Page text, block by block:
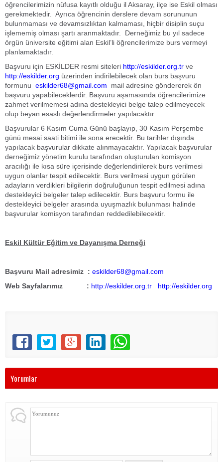
öğrencilerimizin nüfusa kayıtlı olduğu il Aksaray, ilçe ise Eskil olması
gerekmektedir. Ayrıca öğrencinin derslere devam sorununun
bulunmaması ve devamsızlıktan kalmaması, hiçbir disiplin suçu
işlememiş olması şartı aranmaktadır. Derneğimiz bu yıl sadece
örgün üniversite eğitimi alan Eskil’li öğrencilerimize burs vermeyi
planlamaktadır.
Başvuru için ESKİLDER resmi siteleri http://eskilder.org.tr ve
http://eskilder.org üzerinden indirilebilecek olan burs başvuru
formunu eskilder68@gmail.com mail adresine göndererek ön
başvuru yapabileceklerdir. Başvuru aşamasında öğrencilerimize
zahmet verilmemesi adına destekleyici belge talep edilmeyecek
olup beyan esaslı değerlendirmeler yapılacaktır.
Başvurular 6 Kasım Cuma Günü başlayıp, 30 Kasım Perşembe
günü mesai saati bitimi ile sona erecektir. Bu tarihler dışında
yapılacak başvurular dikkate alınmayacaktır. Yapılacak başvurular
derneğimiz yönetim kurulu tarafından oluşturulan komisyon
aracılığı ile kısa süre içerisinde değerlendirilerek burs verilmesi
uygun olanlar tespit edilecektir. Burs verilmesi uygun görülen
adayların verdikleri bilgilerin doğruluğunun tespit edilmesi adına
destekleyici belgeler talep edilecektir. Burs başvuru formu ile
destekleyici belgeler arasında uyuşmazlık bulunması halinde
başvurular komisyon tarafından reddedilebilecektir.
Eskil Kültür Eğitim ve Dayanışma Derneği
Başvuru Mail adresimiz : eskilder68@gmail.com
Web Sayfalarımız : http://eskilder.org.tr http://eskilder.org
Yorumlar